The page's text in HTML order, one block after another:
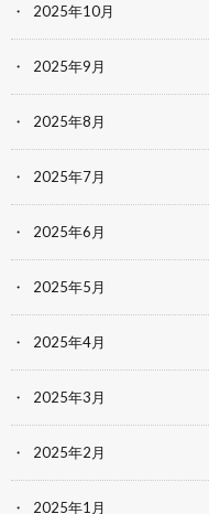
2025年10月
2025年9月
2025年8月
2025年7月
2025年6月
2025年5月
2025年4月
2025年3月
2025年2月
2025年1月